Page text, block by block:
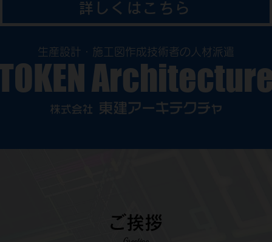
詳しくはこちら
生産設計・施工図作成技術者の人材派遣
ご挨拶